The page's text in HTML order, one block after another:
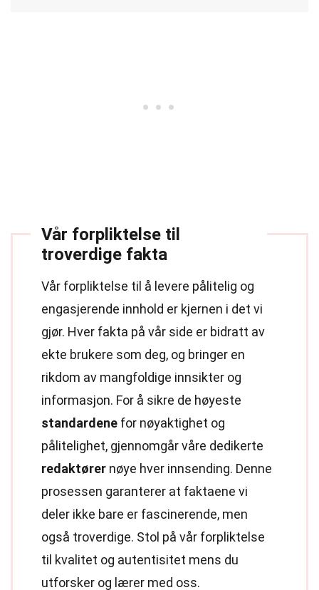
Vår forpliktelse til
troverdige fakta
Vår forpliktelse til å levere pålitelig og
engasjerende innhold er kjernen i det vi
gjør. Hver fakta på vår side er bidratt av
ekte brukere som deg, og bringer en
rikdom av mangfoldige innsikter og
informasjon. For å sikre de høyeste
standardene for nøyaktighet og
pålitelighet, gjennomgår våre dedikerte
redaktører nøye hver innsending. Denne
prosessen garanterer at faktaene vi
deler ikke bare er fascinerende, men
også troverdige. Stol på vår forpliktelse
til kvalitet og autentisitet mens du
utforsker og lærer med oss.